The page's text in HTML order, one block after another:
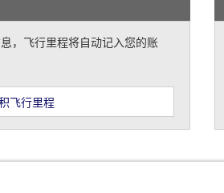
，飞行里程将自动记入您的账
飞行里程